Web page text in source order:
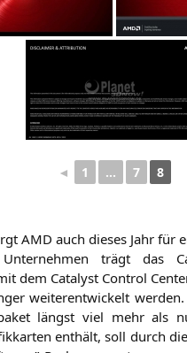
◄ 1 … 7 8
AMD auch die­ses Jahr für
trägt das
dem Cata­lyst Con­trol
wei­ter­ent­wi­ckelt wer­den.
längst viel mehr als
ent­hält, soll durch